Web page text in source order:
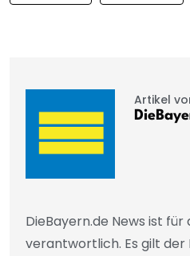
Artikel
DieBayern.de News ist
verantwortlich. Es gilt